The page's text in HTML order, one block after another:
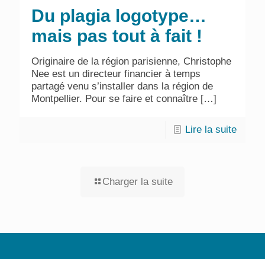
Du plagia logotype…
mais pas tout à fait !
Originaire de la région parisienne, Christophe
Nee est un directeur financier à temps
partagé venu s’installer dans la région de
Montpellier. Pour se faire et connaître […]
Lire la suite
Charger la suite